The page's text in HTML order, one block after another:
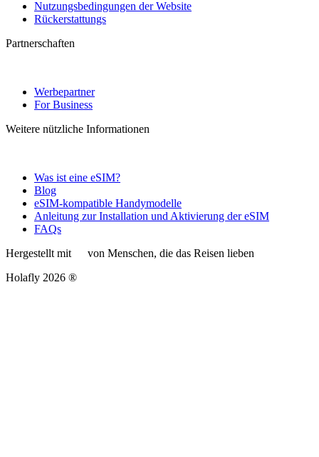
Nutzungsbedingungen der Website
Rückerstattungs
Partnerschaften
Werbepartner
For Business
Weitere nützliche Informationen
Was ist eine eSIM?
Blog
eSIM-kompatible Handymodelle
Anleitung zur Installation und Aktivierung der eSIM
FAQs
Hergestellt mit
von Menschen, die das Reisen lieben
Holafly 2026 ®